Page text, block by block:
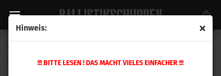
Hinweis:
!!! BITTE LESEN ! DAS MACHT VIELES EINFACHER !!!
65605050)